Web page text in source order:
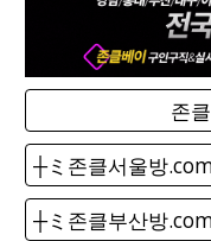
존